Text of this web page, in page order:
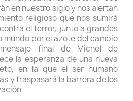
en nuestro siglo y nos alertan
religioso que nos sumirá
el terror, junto a grandes
por el azote del cambio
final de Michel de
la esperanza de una nueva
en la que el ser humano
y traspasará la barrera de los